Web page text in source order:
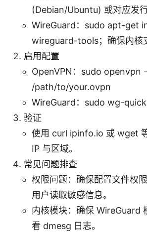
(Debian/Ubuntu) 或对应发行
WireGuard：sudo apt-get
wireguard-tools；确保内核
启用配置
OpenVPN：sudo openvpn
/path/to/your.ovpn
WireGuard：sudo wg-
验证
使用 curl ipinfo.io 或 wget
IP 与区域。
常见问题排查
权限问题：确保配置文件权
用户读取敏感信息。
内核模块：确保 WireGuard
看 dmesg 日志。